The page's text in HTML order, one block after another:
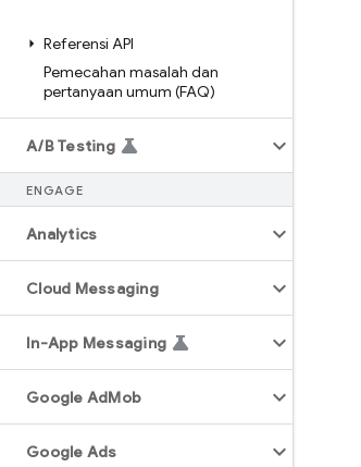
Referensi API
Pemecahan masalah dan
pertanyaan umum (FAQ)
A/B Testing
ENGAGE
Analytics
Cloud Messaging
In-App Messaging
Google AdMob
Google Ads